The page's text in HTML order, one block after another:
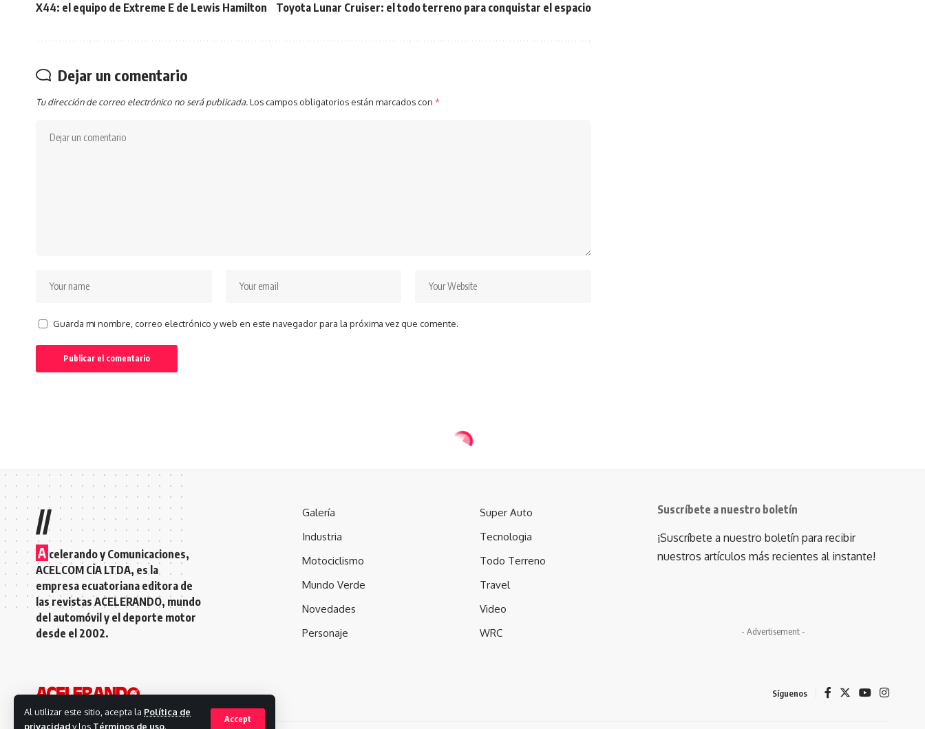
Al utilizar este sitio, acepta la Política de
privacidady los Términos de uso.
Accept
X44: el equipo de Extreme E de Lewis Hamilton Toyota Lunar Cruiser: el todo terreno para conquistar el espacio
Dejar un comentario
Tu dirección de correo electrónico no será publicada.Los campos obligatorios están marcados con *
Guarda mi nombre, correo electrónico y web en este navegador para la próxima vez que comente.
//
A celerando y Comunicaciones,
ACELCOM CÍA LTDA, es la
empresa ecuatoriana editora de
las revistas ACELERANDO, mundo
del automóvil y el deporte motor
desde el 2002.
Galería
Industria
Motociclismo
Mundo Verde
Novedades
Personaje
Super Auto
Tecnologia
Todo Terreno
Travel
Video
WRC
Suscríbete a nuestro boletín
¡Suscríbete a nuestro boletín para recibir
nuestros artículos más recientes al instante!
- Advertisement -
Síguenos